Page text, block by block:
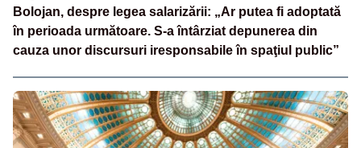
Bolojan, despre legea salarizării: „Ar putea fi adoptată
în perioada următoare. S-a întârziat depunerea din
cauza unor discursuri iresponsabile în spaţiul public”